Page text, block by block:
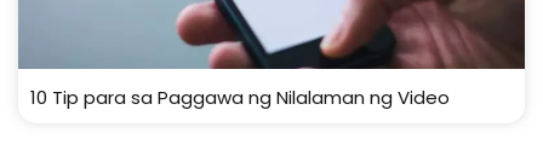
10 Tip para sa Paggawa ng Nilalaman ng Video